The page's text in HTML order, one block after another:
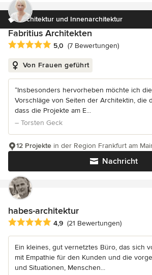
Architektur und Innenarchitektur
Fabritius Architekten
Durchschnittliche Bewertung: 5 von 5
5,0 (7 Bewertungen)
Von Frauen geführt
“Insbesonders hervorheben möchte ich
Vorschläge von Seiten der Architektin, die
dass die Projekte am E...
– Torsten Geck
Nachricht
12 Projekte in der Region Frankfurt am
habes-architektur
Durchschnittliche Bewertung: 4.9 von 5
4,9 (21 Bewertungen)
Ein kleines, gut vernetztes Büro, das sich
mit Empathie für den Kunden und die
und Situationen, Menschen...